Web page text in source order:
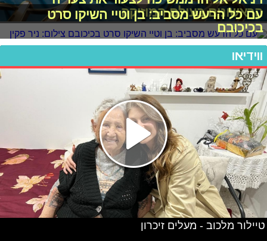
הראשונים בעולם המוזיקה
עם כל הרעש מסביב: בן וטיי השיקו סרט
בכיכובם
ווידיאו
טיילור מלכוב - מעלים זיכרון